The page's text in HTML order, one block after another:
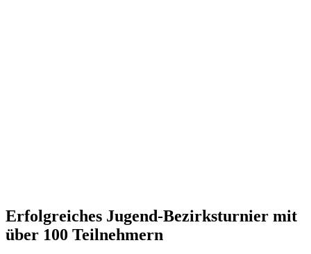
Erfolgreiches Jugend-Bezirksturnier mit
über 100 Teilnehmern